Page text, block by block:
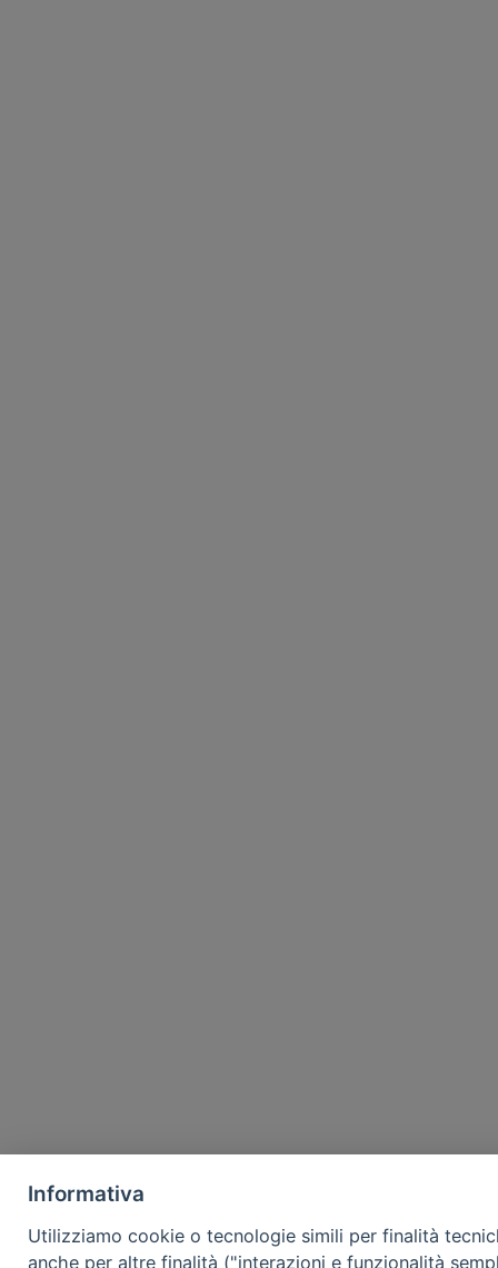
Informativa
Utilizziamo cookie o tecnologie simili per finalità
anche per altre finalità ("interazioni e funzionalità